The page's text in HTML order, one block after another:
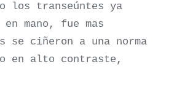
los transeúntes ya
mano, fue mas
se ciñeron a una norma
en alto contraste,